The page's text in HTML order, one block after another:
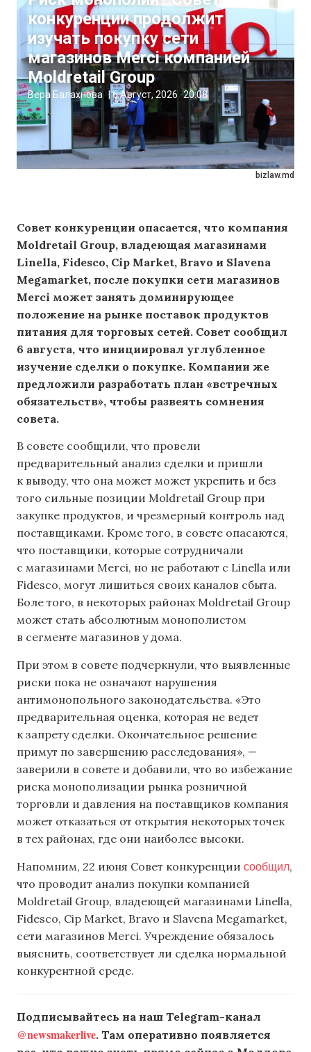
bizlaw.md
конкуренции продолжит
изучать покупку сети
магазинов Merci компанией
Moldretail Group
Вера Балахнова 6 Август, 2026 20:08
Совет конкуренции опасается, что компания
Moldretail Group, владеющая магазинами
Linella, Fidesco, Cip Market, Bravo и Slavena
Megamarket, после покупки сети магазинов
Merci может занять доминирующее
положение на рынке поставок продуктов
питания для торговых сетей. Совет сообщил
6 августа, что инициировал углубленное
изучение сделки о покупке. Компании же
предложили разработать план «встречных
обязательств», чтобы развеять сомнения
совета.
В совете сообщили, что провели
предварительный анализ сделки и пришли
к выводу, что она может может укрепить и без
того сильные позиции Moldretail Group при
закупке продуктов, и чрезмерный контроль над
поставщиками. Кроме того, в совете опасаются,
что поставщики, которые сотрудничали
с магазинами Merci, но не работают с Linella или
Fidesco, могут лишиться своих каналов сбыта.
Боле того, в некоторых районах Moldretail Group
может стать абсолютным монополистом
в сегменте магазинов у дома.
При этом в совете подчеркнули, что выявленные
риски пока не означают нарушения
антимонопольного законодательства. «Это
предварительная оценка, которая не ведет
к запрету сделки. Окончательное решение
примут по завершению расследования», —
заверили в совете и добавили, что во избежание
риска монополизации рынка розничной
торговли и давления на поставщиков компания
может отказаться от открытия некоторых точек
в тех районах, где они наиболее высоки.
Напомним, 22 июня Совет конкуренции сообщил,
что проводит анализ покупки компанией
Moldretail Group, владеющей магазинами Linella,
Fidesco, Cip Market, Bravo и Slavena Megamarket,
сети магазинов Merci. Учреждение обязалось
выяснить, соответствует ли сделка нормальной
конкурентной среде.
Подписывайтесь на наш Telegram-канал
@newsmakerlive. Там оперативно появляется